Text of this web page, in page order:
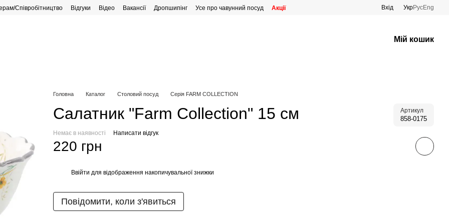
Співробітництво Відгуки Відео Вакансії Дропшипінг Усе про чавунний посуд
Акції
Вхід УкрРусEng
Мій кошик
Головна Каталог Столовий посуд Серія FARM COLLECTION
Салатник "Farm Collection" 15 см Артикул
858-0175
Немає в наявності Написати відгук
220 грн
Ввійти для відображення накопичувальної знижки
Повідомити, коли з'явиться